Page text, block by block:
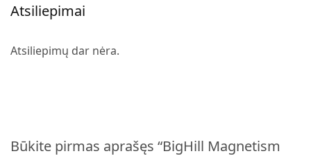
Atsiliepimai
Atsiliepimų dar nėra.
Būkite pirmas aprašęs “BigHill Magnetism